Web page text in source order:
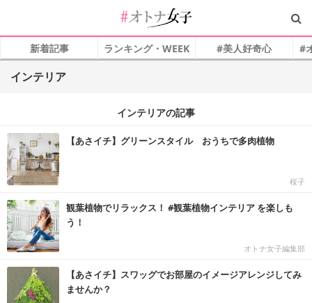
新着記事 ランキング・WEEK #美人好奇心 #
インテリア
インテリアの記事
【あさイチ】グリーンスタイル おうちで多肉植物
桜子
観葉植物でリラックス！ #観葉植物インテリア を楽しも
う！
オトナ女子編集部
【あさイチ】スワッグでお部屋のイメージアレンジしてみ
ませんか？